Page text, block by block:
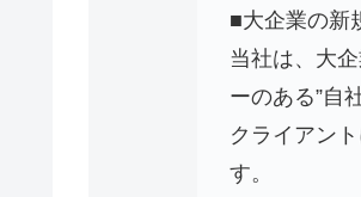
■大企業の新
当社は、大
ーのある”自
クライアン
す。